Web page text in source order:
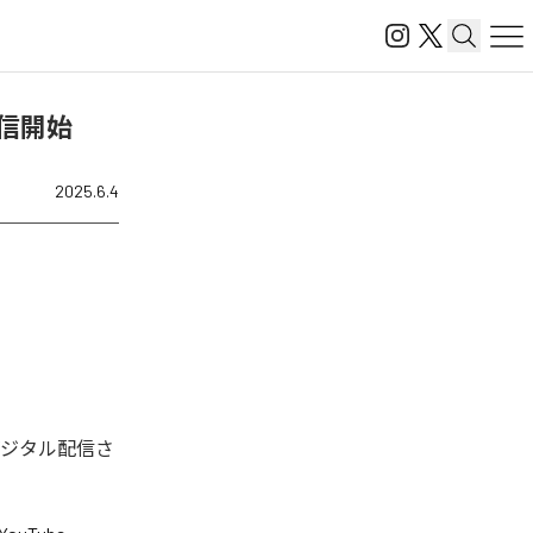
開始
2025.6.4
ジタル配信さ